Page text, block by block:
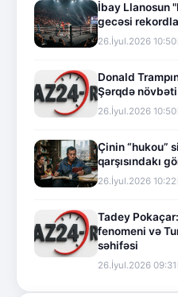
İbay Llanosun
gecəsi
26.İyul.2026 10:50
Donald
Şərqdə
26.İyul.2026 10:50
Çinin “hukou”
qarşısındakı
26.İyul.2026 10:22
Tadey
fenomeni və
səhifəsi
26.İyul.2026 09:31